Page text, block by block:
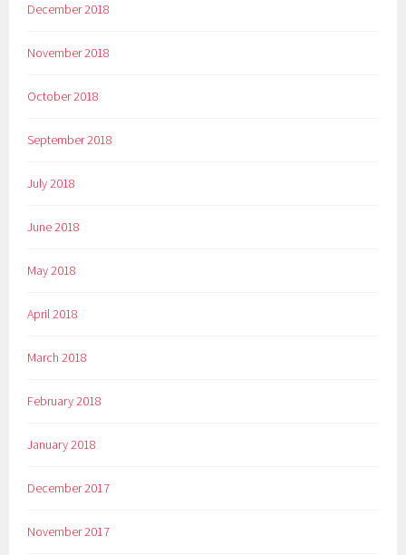
December 2018
November 2018
October 2018
September 2018
July 2018
June 2018
May 2018
April 2018
March 2018
February 2018
January 2018
December 2017
November 2017